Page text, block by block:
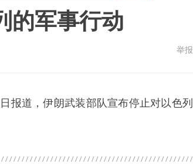
的军事行动
举报
报道，伊朗武装部队宣布停止对以色列